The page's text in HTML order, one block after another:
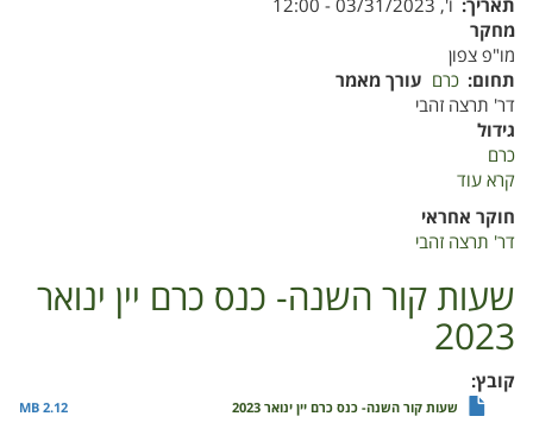
ינואר
2023
תאריך ו', 03/31/2023 - 12:00
מחקר
מו"פ צפון
תחום כרם עורך מאמר
דר' תרצה זהבי
גידול
כרם
קרא עוד
הגנת
הצומח-
כרם
יין
ינואר
חוקר אחראי
דר' תרצה זהבי
שעות קור השנה- כנס כרם יין ינואר
2023
קובץ
שעות קור השנה- כנס כרם יין ינואר 2023 2.12 MB